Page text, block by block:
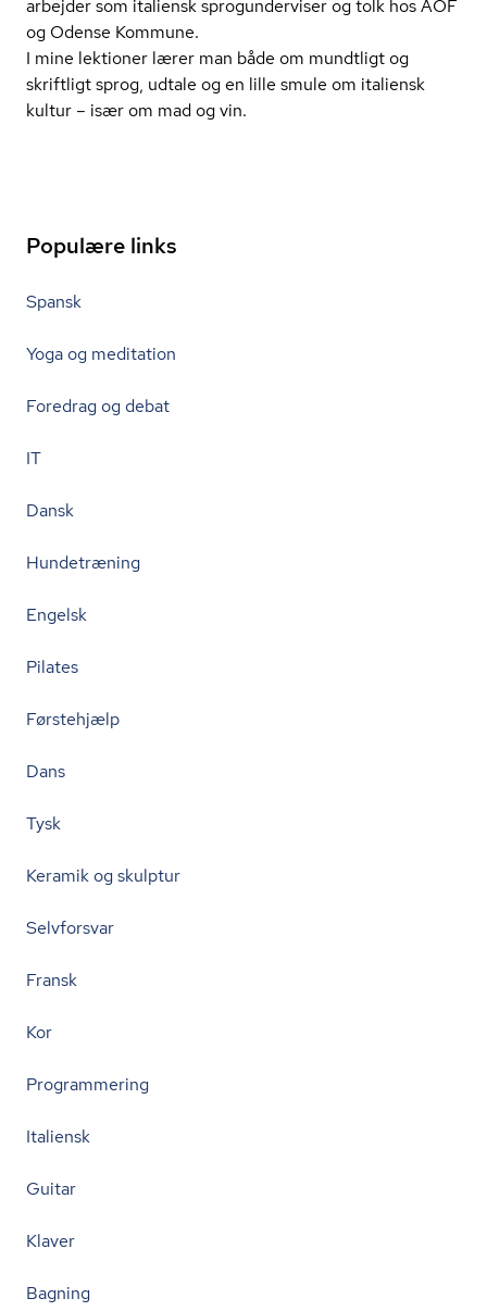
arbejder som italiensk sprogun­der­vi­ser og tolk hos AOF
og Odense Kommune.
I mine lektioner lærer man både om mundtligt og
skriftligt sprog, udtale og en lille smule om italiensk
kultur – især om mad og vin.
Populære links
Spansk
Yoga og meditation
Foredrag og debat
IT
Dansk
Hundetræning
Engelsk
Pilates
Førstehjælp
Dans
Tysk
Keramik og skulptur
Selvforsvar
Fransk
Kor
Programmering
Italiensk
Guitar
Klaver
Bagning